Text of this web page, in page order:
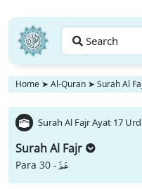
Search
Home ➤ Al-Quran ➤ Surah Al
Surah Al Fajr Ayat 17
Surah Al Fajr
Para 30 -عَمَّ